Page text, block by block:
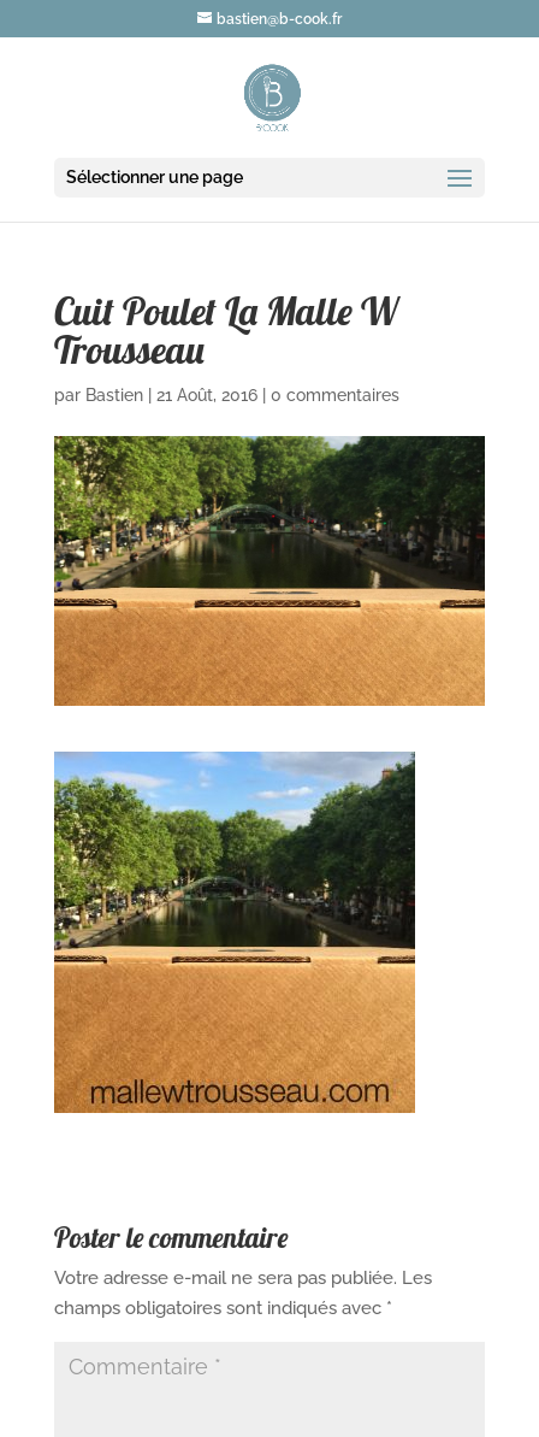
bastien@b-cook.fr
Sélectionner une page
Cuit Poulet La Malle W
Trousseau
par Bastien| 21 Août, 2016| 0 commentaires
Poster le commentaire
Votre adresse e-mail ne sera pas publiée. Les
champs obligatoires sont indiqués avec *